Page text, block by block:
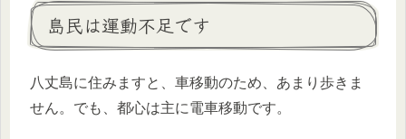
島民は運動不足です
八丈島に住みますと、車移動のため、あまり歩きま
せん。でも、都心は主に電車移動です。